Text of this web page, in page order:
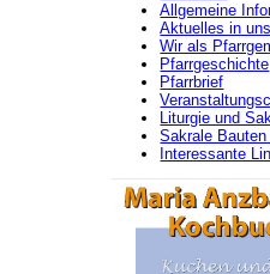
Allgemeine
Aktuelles in
Wir als
Pfarrgeschichte
Pfarrbrief
Liturgie und
Sakrale
Interessante